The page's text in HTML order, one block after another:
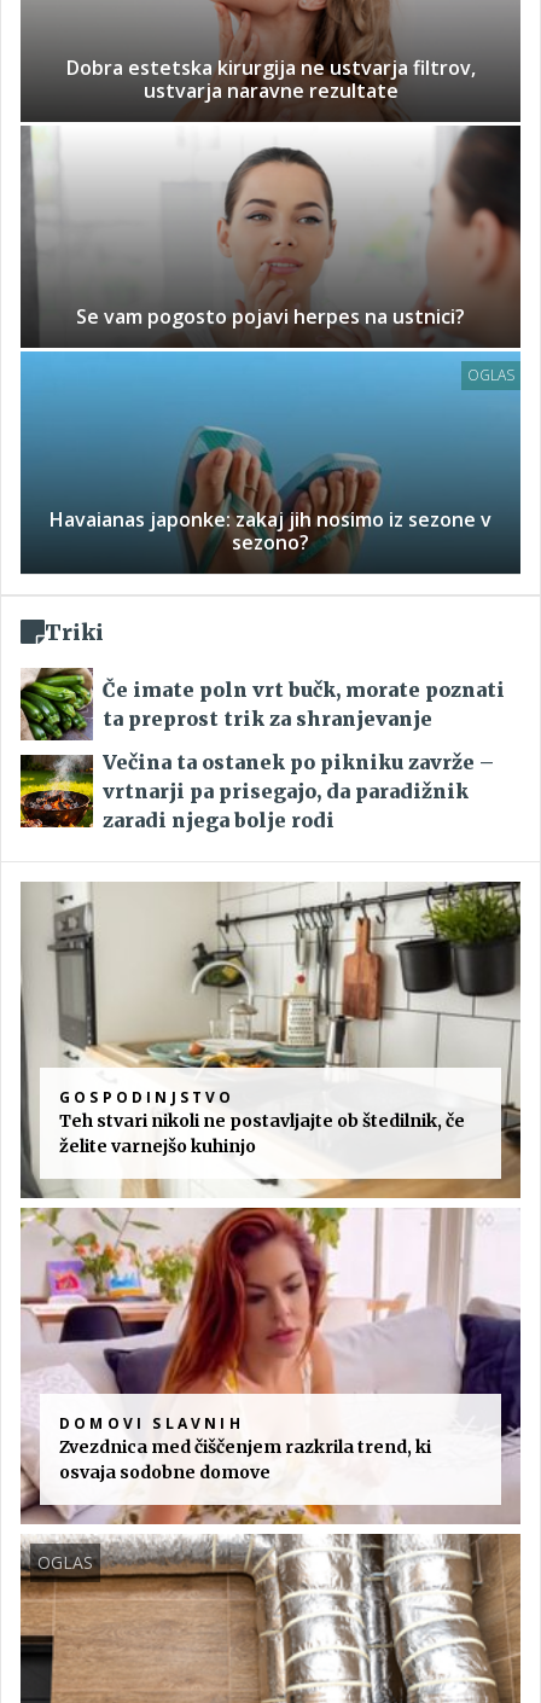
Dobra estetska kirurgija ne ustvarja filtrov,
ustvarja naravne rezultate
Se vam pogosto pojavi herpes na ustnici?
OGLAS
Havaianas japonke: zakaj jih nosimo iz sezone v
sezono?
Triki
Če imate poln vrt bučk, morate poznati
ta preprost trik za shranjevanje
Večina ta ostanek po pikniku zavrže –
vrtnarji pa prisegajo, da paradižnik
zaradi njega bolje rodi
GOSPODINJSTVO
Teh stvari nikoli ne postavljajte ob štedilnik, če
želite varnejšo kuhinjo
DOMOVI SLAVNIH
Zvezdnica med čiščenjem razkrila trend, ki
osvaja sodobne domove
OGLAS